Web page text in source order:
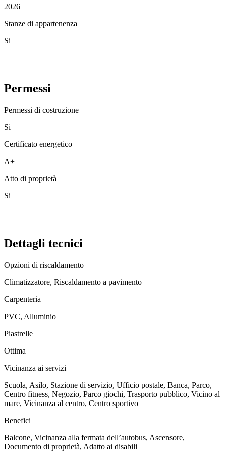
2026
Stanze di appartenenza
Si
Permessi
Permessi di costruzione
Si
Certificato energetico
A+
Atto di proprietà
Si
Dettagli tecnici
Opzioni di riscaldamento
Climatizzatore, Riscaldamento a pavimento
Carpenteria
PVC, Alluminio
Piastrelle
Ottima
Vicinanza ai servizi
Scuola, Asilo, Stazione di servizio, Ufficio postale, Banca, Parco,
Centro fitness, Negozio, Parco giochi, Trasporto pubblico, Vicino al
mare, Vicinanza al centro, Centro sportivo
Benefici
Balcone, Vicinanza alla fermata dell’autobus, Ascensore,
Documento di proprietà, Adatto ai disabili